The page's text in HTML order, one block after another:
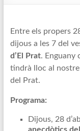
tots els
pratencs
Entre els propers
dijous a les 7 del
d’El Prat. Enguany
tindrà lloc al nostre
del Prat.
Programa:
Dijous, 28